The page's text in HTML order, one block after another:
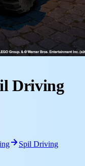
Driving
Spil Driving